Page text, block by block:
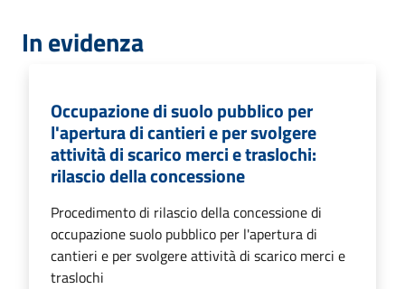
In evidenza
Occupazione di suolo pubblico per
l'apertura di cantieri e per svolgere
attività di scarico merci e traslochi:
rilascio della concessione
Procedimento di rilascio della concessione di
occupazione suolo pubblico per l'apertura di
cantieri e per svolgere attività di scarico merci e
traslochi